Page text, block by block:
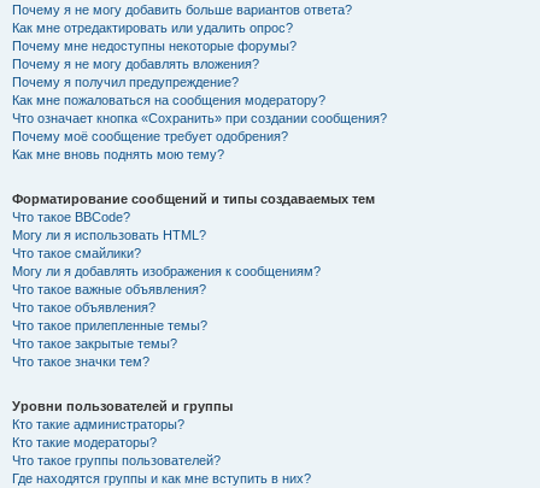
Почему я не могу добавить больше вариантов ответа?
Как мне отредактировать или удалить опрос?
Почему мне недоступны некоторые форумы?
Почему я не могу добавлять вложения?
Почему я получил предупреждение?
Как мне пожаловаться на сообщения модератору?
Что означает кнопка «Сохранить» при создании сообщения?
Почему моё сообщение требует одобрения?
Как мне вновь поднять мою тему?
Форматирование сообщений и типы создаваемых тем
Что такое BBCode?
Могу ли я использовать HTML?
Что такое смайлики?
Могу ли я добавлять изображения к сообщениям?
Что такое важные объявления?
Что такое объявления?
Что такое прилепленные темы?
Что такое закрытые темы?
Что такое значки тем?
Уровни пользователей и группы
Кто такие администраторы?
Кто такие модераторы?
Что такое группы пользователей?
Где находятся группы и как мне вступить в них?